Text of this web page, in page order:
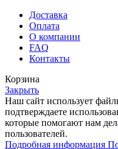
Доставка
Оплата
О компании
FAQ
Контакты
Корзина
Закрыть
Наш сайт использует
подтверждаете
которые помогают нам
пользователей.
Подробная информация